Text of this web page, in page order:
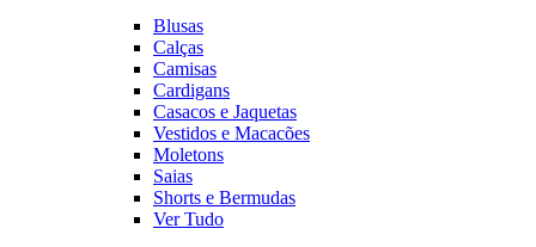
Blusas
Calças
Camisas
Cardigans
Casacos e Jaquetas
Vestidos e Macacões
Moletons
Saias
Shorts e Bermudas
Ver Tudo